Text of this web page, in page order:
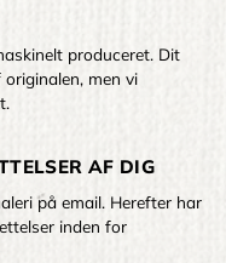
produceret. Dit
men vi
AF DIG
på email. Herefter har
inden for